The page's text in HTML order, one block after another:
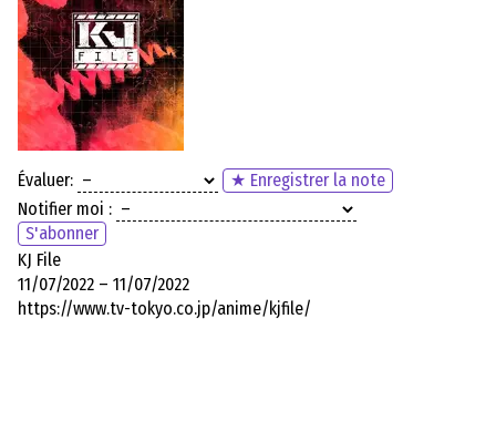
Évaluer:
★ Enregistrer la note
Notifier moi :
S'abonner
KJ File
11/07/2022 – 11/07/2022
https://www.tv-tokyo.co.jp/anime/kjfile/